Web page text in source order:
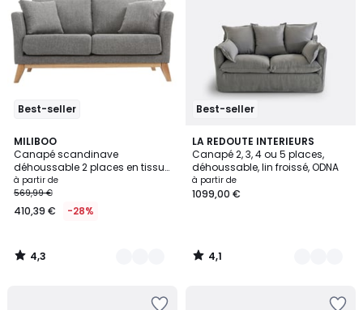
Best-seller
MILIBOO
Canapé scandinave
déhoussable 2 places en tissu
chenille terre brûlée et bois clair
OSLO
Prix
à
partir
410,39
€
à partir de
569,99 €
410,39 € -28%
4,3
/ 5
8
Couleurs
4,3
/
Best-seller
LA REDOUTE INTERIEURS
Canapé 2, 3, 4 ou 5 places,
déhoussable, lin froissé, ODNA
à partir de
1099,00 €
4,1
/ 5
8
Couleurs
4,1
/